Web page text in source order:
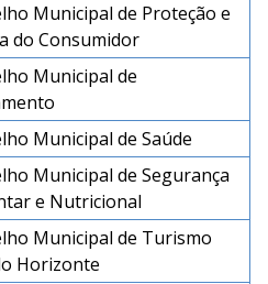
Municipal de Proteção e
do Consumidor
Municipal de
Municipal de Saúde
Municipal de Segurança
e Nutricional
Municipal de Turismo
Horizonte